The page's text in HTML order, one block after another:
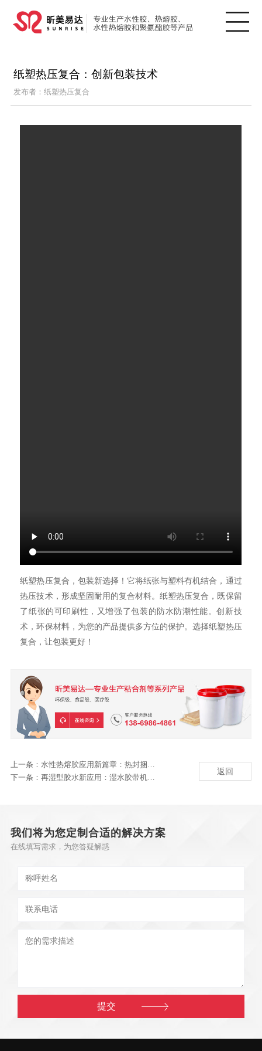
纸塑热压复合：创新包装技术
发布者：纸塑热压复合
纸塑热压复合，包装新选择！它将纸张与塑料有机结合，通过
热压技术，形成坚固耐用的复合材料。纸塑热压复合，既保留
了纸张的可印刷性，又增强了包装的防水防潮性能。创新技
术，环保材料，为您的产品提供多方位的保护。选择纸塑热压
复合，让包装更好！
上一条： 水性热熔胶应用新篇章：热封捆钞纸的粘合剂
下一条： 再湿型胶水新应用：湿水胶带机环保革命
返回
我们将为您定制合适的解决方案
在线填写需求，为您答疑解惑